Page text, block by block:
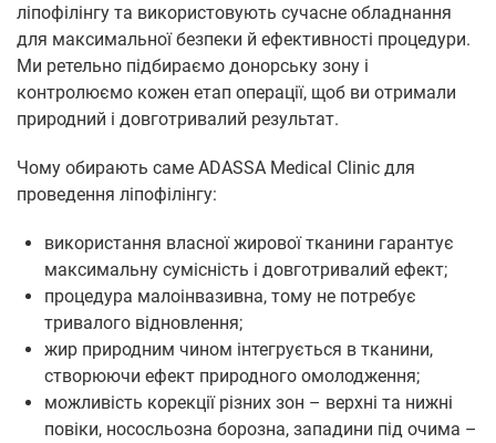
ліпофілінгу та використовують сучасне обладнання
для максимальної безпеки й ефективності процедури.
Ми ретельно підбираємо донорську зону і
контролюємо кожен етап операції, щоб ви отримали
природний і довготривалий результат.
Чому обирають саме ADASSA Medical Clinic для
проведення ліпофілінгу:
використання власної жирової тканини гарантує
максимальну сумісність і довготривалий ефект;
процедура малоінвазивна, тому не потребує
тривалого відновлення;
жир природним чином інтегрується в тканини,
створюючи ефект природного омолодження;
можливість корекції різних зон – верхні та нижні
повіки, нососльозна борозна, западини під очима –